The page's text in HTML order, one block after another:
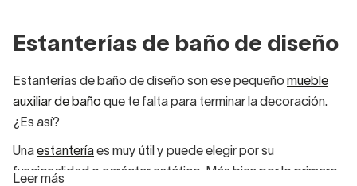
Estanterías de baño de diseño
Estanterías de baño de diseño son ese pequeño mueble
auxiliar de baño que te falta para terminar la decoración.
¿Es así?
Una estantería es muy útil y puede elegir por su
funcionalidad o carácter estético. Más bien por lo primero.
Leer más